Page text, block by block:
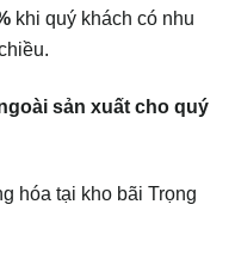
khi quý khách có nhu
sản xuất cho quý
hóa tại kho bãi Trọng